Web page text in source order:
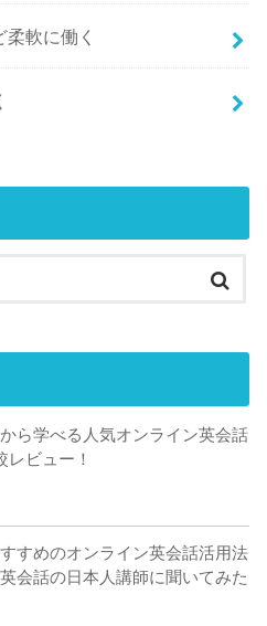
軟に働く
ら学べる人気オンライン英会話
レビュー！
すめのオンライン英会話活用法
会話の日本人講師に聞いてみた